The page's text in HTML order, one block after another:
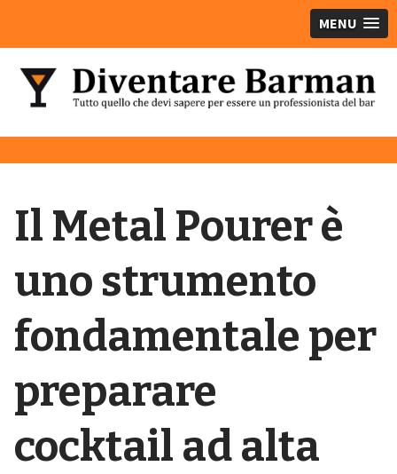
MENU
Il Metal Pourer è
uno strumento
fondamentale per
preparare
cocktail ad alta